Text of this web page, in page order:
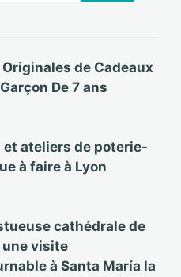
Originales de Cadeaux
De 7 ans
et ateliers de poterie-
à faire à Lyon
cathédrale de
une visite
à Santa María la